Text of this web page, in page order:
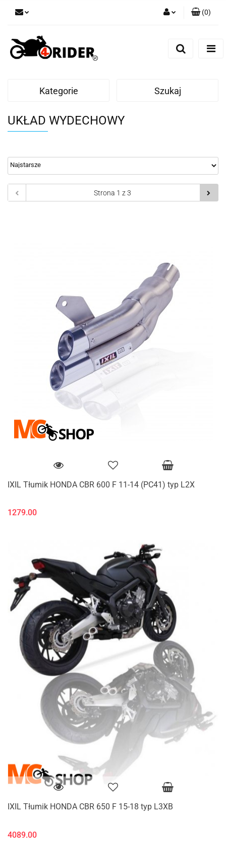
(0)
Kategorie Szukaj
UKŁAD WYDECHOWY
IXIL Tłumik HONDA CBR 600 F 11-14 (PC41) typ L2X
1279.00
IXIL Tłumik HONDA CBR 650 F 15-18 typ L3XB
4089.00